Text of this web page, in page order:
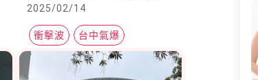
五階段傷害
2025/02/14
衝擊波 台中氣爆
焦點話題